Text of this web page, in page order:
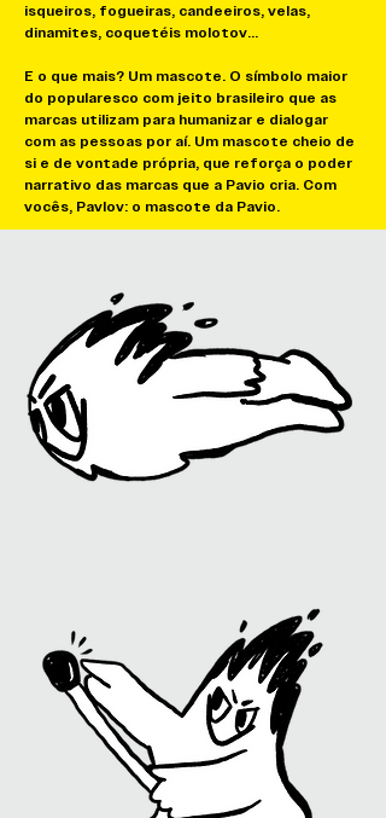
isqueiros, fogueiras, candeeiros, velas,
dinamites, coquetéis molotov...
E o que mais? Um mascote. O símbolo maior
do popularesco com jeito brasileiro que as
marcas utilizam para humanizar e dialogar
com as pessoas por aí. Um mascote cheio de
si e de vontade própria, que reforça o poder
narrativo das marcas que a Pavio cria. Com
vocês, Pavlov: o mascote da Pavio.